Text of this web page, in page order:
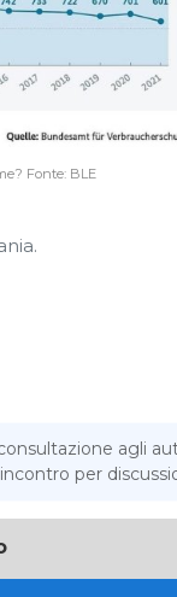
Fonte: BLE
agli
per